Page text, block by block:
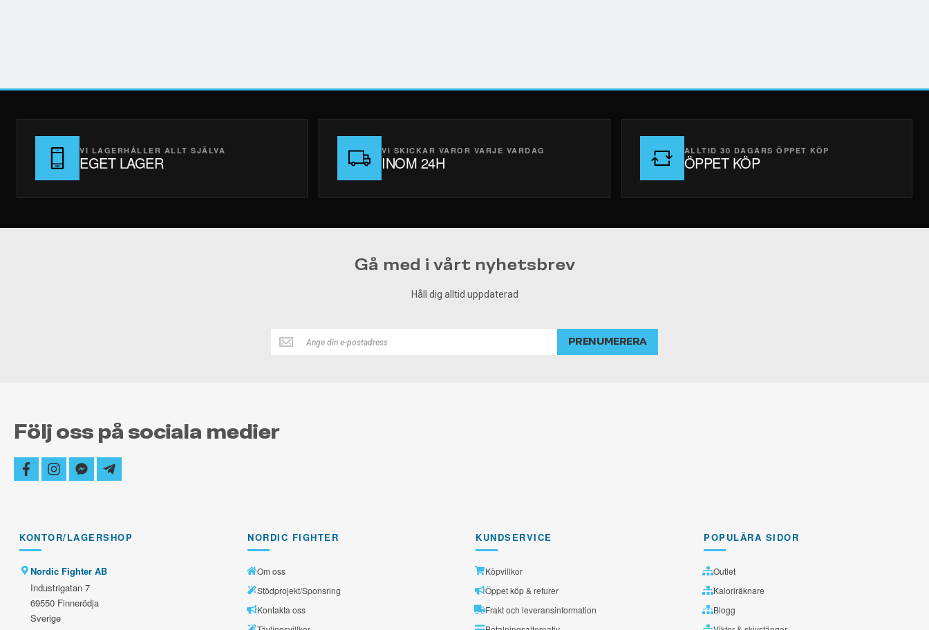
VI LAGERHÅLLER ALLT SJÄLVA
EGET LAGER
VI SKICKAR VAROR VARJE VARDAG
INOM 24H
ALLTID 30 DAGARS ÖPPET KÖP
ÖPPET KÖP
Gå med i vårt nyhetsbrev
Håll dig alltid uppdaterad
Håll
dig
PRENUMERERA
Följ oss på sociala medier
facebookinstagram
facebook-
messenger
telegram-
plane
KONTOR/LAGERSHOP
Nordic Fighter AB
Industrigatan 7
69550 Finnerödja
Sverige
NORDIC FIGHTER
Om oss
Stödprojekt/Sponsring
Kontakta oss
KUNDSERVICE
Köpvillkor
Öppet köp & returer
Frakt och leveransinformation
POPULÄRA SIDOR
Outlet
Kaloriräknare
Blogg